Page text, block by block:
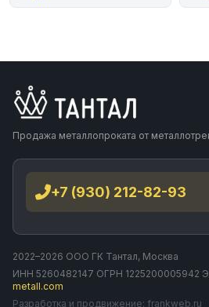
Продажа металлопроката от
+7 (930) 212-82-93
2022–2026 ООО ГК Тантал, Москва
ИНН 5260482147 ОГРН 1225200005942
metall.com
Разработка и продвижение: frankweb.ru